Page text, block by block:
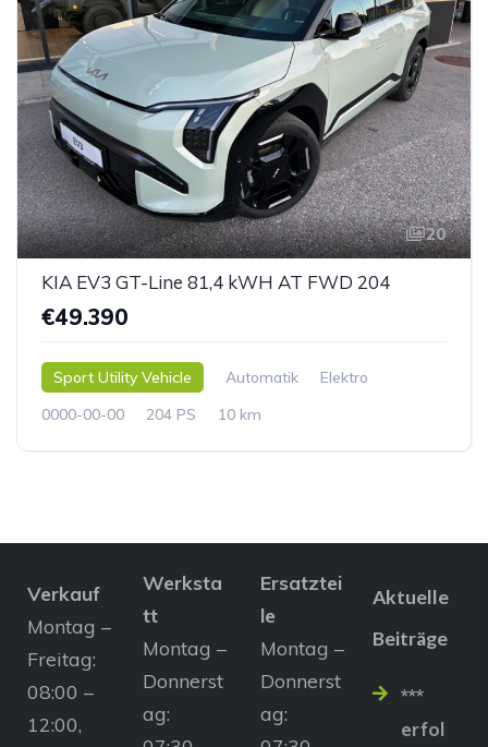
20
KIA EV3 GT-Line 81,4 kWH AT FWD 204
€49.390
Sport Utility Vehicle Automatik
Elektro
0000-00-00
204 PS 10 km
Verkauf
Montag –
Freitag:
08:00 –
12:00,
Werksta
tt
Montag –
Donnerst
ag:
Ersatztei
le
Montag –
Donnerst
ag:
Aktuelle
Beiträge
***
erfol